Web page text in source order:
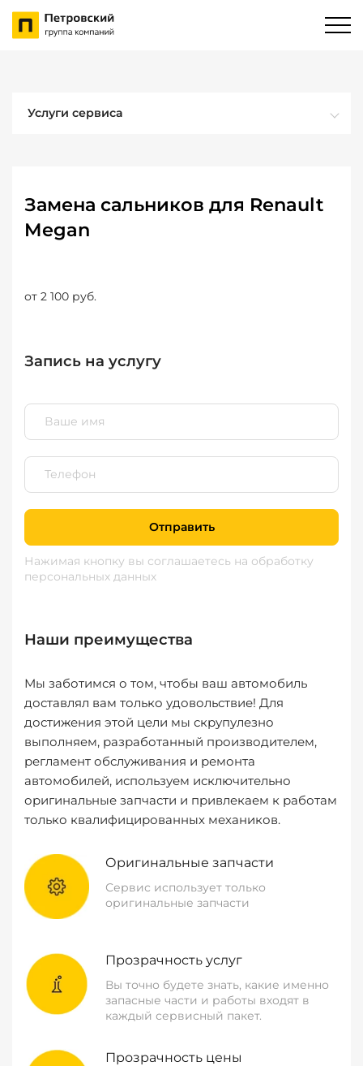
Услуги сервиса
Замена сальников для Renault
Megan
от 2 100 руб.
Запись на услугу
Отправить
Нажимая кнопку вы соглашаетесь на обработку
персональных данных
Наши преимущества
Мы заботимся о том, чтобы ваш автомобиль
доставлял вам только удовольствие! Для
достижения этой цели мы скрупулезно
выполняем, разработанный производителем,
регламент обслуживания и ремонта
автомобилей, используем исключительно
оригинальные запчасти и привлекаем к работам
только квалифицированных механиков.
Оригинальные запчасти
Сервис использует только
оригинальные запчасти
Прозрачность услуг
Вы точно будете знать, какие именно
запасные части и работы входят в
каждый сервисный пакет.
Прозрачность цены